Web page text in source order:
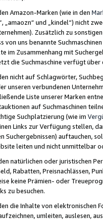
Amazon-Marken (wie in den
„amaozn“ und „kindel“) nicht
Zusätzlich zu
von uns benannte
im Zusammenhang mit
die Suchmaschine verfügt über
nicht auf Schlagwörter,
unseren verbundenen
Liste unserer Marken
auf Suchmaschinen
Suchplatzierung (wie im
Links zur Verfügung stellen,
Suchergebnissen) auftauchen,
leiten und nicht unmittelbar
natürlichen oder juristischen
Rabatten, Preisnachlässen,
keine Prämien- oder
zu besuchen.
die Inhalte von elektronischen
umleiten, auslesen,